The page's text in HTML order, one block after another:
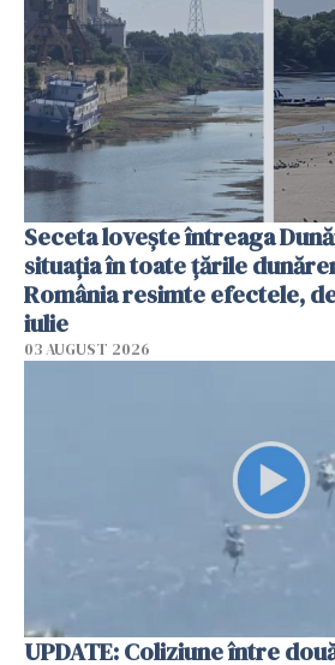
Seceta lovește întreaga
situația în toate țările
România resimte efectele,
iulie
03 AUGUST 2026
UPDATE: Coliziune între